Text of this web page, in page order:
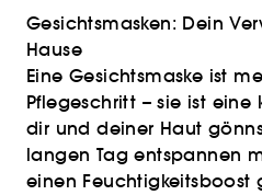
Gesichtsmasken: Dein
Hause
Eine Gesichtsmaske ist
Pflegeschritt – sie ist eine
dir und deiner Haut
langen Tag entspannen
einen Feuchtigkeitsboost